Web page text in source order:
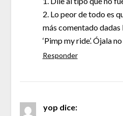
2. Lo peor de todo es
más comentado dadas
‘Pimp my ride’. Ójala
Responder
yop dice: